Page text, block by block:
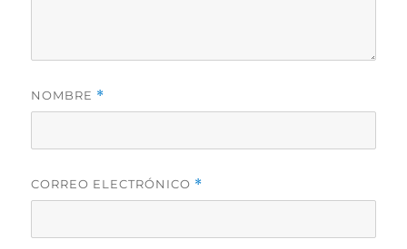
NOMBRE *
CORREO ELECTRÓNICO *